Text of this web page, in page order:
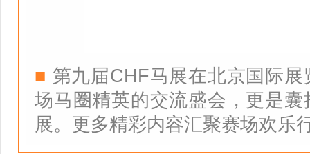
■ 第九届CHF马展在北京国际
场马圈精英的交流盛会，更是
展。更多精彩内容汇聚赛场欢乐